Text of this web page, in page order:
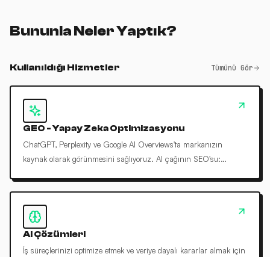
Bununla Neler Yaptık?
Kullanıldığı Hizmetler Tümünü Gör
GEO - Yapay Zeka Optimizasyonu
ChatGPT, Perplexity ve Google AI Overviews'ta markanızın
kaynak olarak görünmesini sağlıyoruz. AI çağının SEO'su:
AI Çözümleri
İş süreçlerinizi optimize etmek ve veriye dayalı kararlar almak için